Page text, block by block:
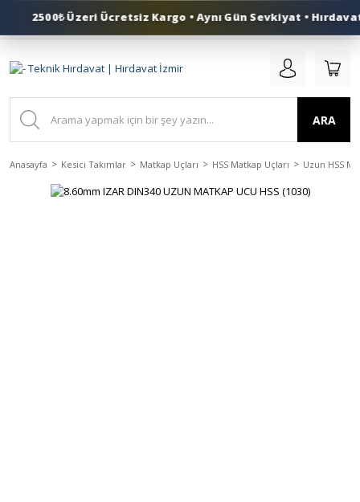
0 (553) 324 41 50
ARA
Anasayfa Kesici Takımlar Matkap Uçları HSS Matkap Uçları Uzun HSS
2500₺ Üzeri Ücretsiz Kargo • Aynı Gün Sevkiyat •